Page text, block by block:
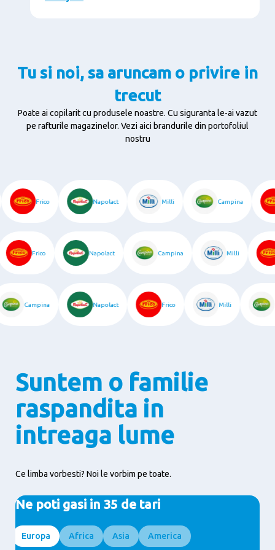
Tu si noi, sa aruncam o privire in
trecut
Poate ai copilarit cu produsele noastre. Cu siguranta le-ai vazut
pe rafturile magazinelor. Vezi aici brandurile din portofoliul
nostru
Frico Napolact Milli Campina
Frico Napolact Campina Milli
Campina Napolact Frico Milli
Suntem o familie
raspandita in
intreaga lume
Ce limba vorbesti? Noi le vorbim pe toate.
Ne poti gasi in 35 de tari
Europa Africa Asia America